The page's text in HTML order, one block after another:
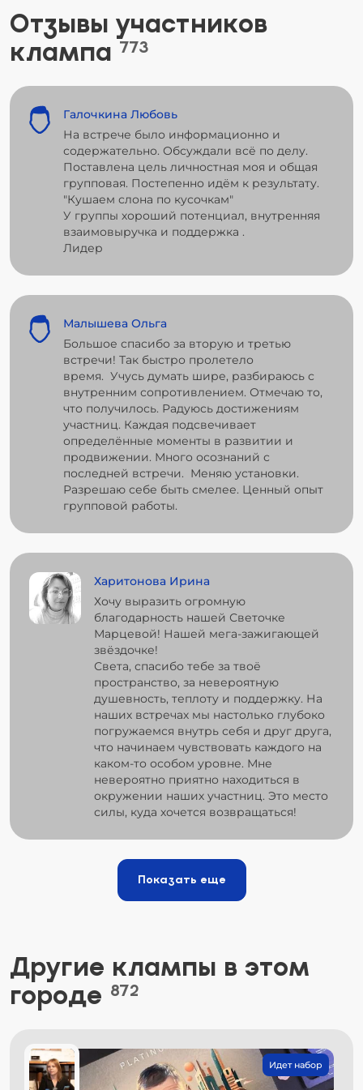
Отзывы участников
клампа 773
Галочкина Любовь
На встрече было информационно и
содержательно. Обсуждали всё по делу.
Поставлена цель личностная моя и общая
групповая. Постепенно идём к результату.
"Кушаем слона по кусочкам"
У группы хороший потенциал, внутренняя
взаимовыручка и поддержка .
Лидер
Малышева Ольга
Большое спасибо за вторую и третью
встречи! Так быстро пролетело
время. Учусь думать шире, разбираюсь с
внутренним сопротивлением. Отмечаю то,
что получилось. Радуюсь достижениям
участниц. Каждая подсвечивает
определённые моменты в развитии и
продвижении. Много осознаний с
последней встречи. Меняю установки.
Разрешаю себе быть смелее. Ценный опыт
групповой работы.
Харитонова Ирина
Хочу выразить огромную
благодарность нашей Светочке
Марцевой! Нашей мега-зажигающей
звёздочке!
Света, спасибо тебе за твоё
пространство, за невероятную
душевность, теплоту и поддержку. На
наших встречах мы настолько глубоко
погружаемся внутрь себя и друг друга,
что начинаем чувствовать каждого на
каком-то особом уровне. Мне
невероятно приятно находиться в
окружении наших участниц. Это место
силы, куда хочется возвращаться!
Показать еще
Другие клампы в этом
городе 872
Идет набор